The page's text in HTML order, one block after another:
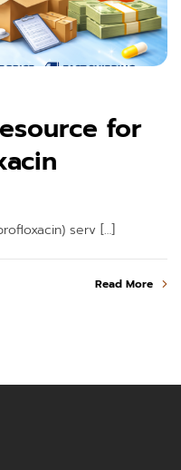
for
serv […]
Read More